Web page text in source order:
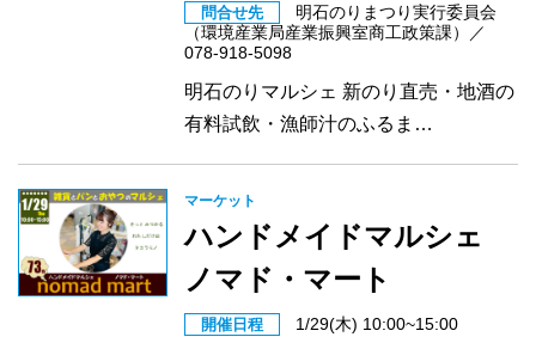
問合せ先
明石のりまつり実行委員会
（環境産業局産業振興室商工政策課）／
078-918-5098
明石のりマルシェ 新のり直売・地酒の
有料試飲・漁師汁のふるま…
マーケット
ハンドメイドマルシェ
ノマド・マート
開催日程 1/29(木) 10:00~15:00